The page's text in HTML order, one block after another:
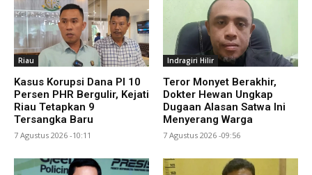
Riau
Kasus Korupsi Dana PI 10
Persen PHR Bergulir, Kejati
Riau Tetapkan 9
Tersangka Baru
7 Agustus 2026 -10:11
Indragiri Hilir
Teror Monyet Berakhir,
Dokter Hewan Ungkap
Dugaan Alasan Satwa Ini
Menyerang Warga
7 Agustus 2026 -09:56